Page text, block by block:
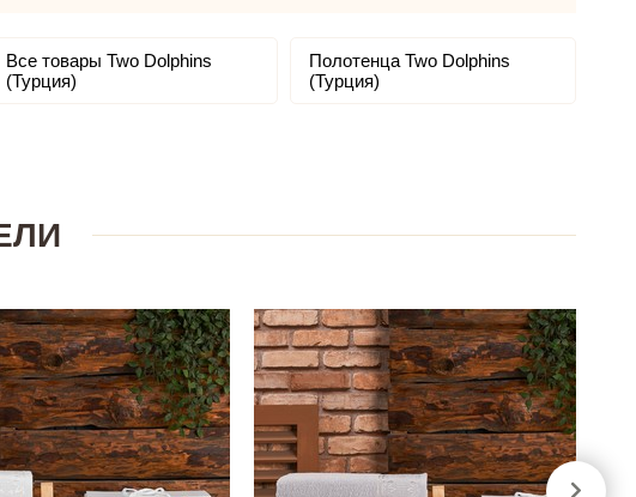
Все товары Two Dolphins
(Турция)
Полотенца Two Dolphins
(Турция)